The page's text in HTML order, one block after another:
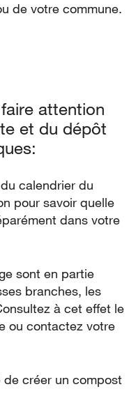
de votre commune.
attention
et du dépôt
calendrier du
pour savoir quelle
dans votre
sont en partie
branches, les
à cet effet le
ou contactez votre
de créer un compost